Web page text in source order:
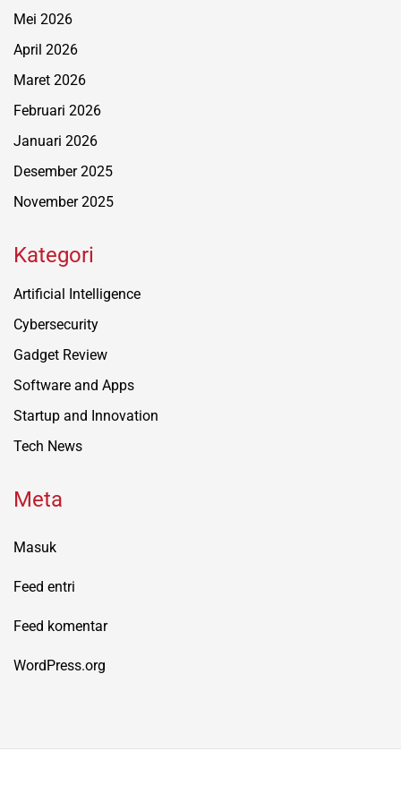
Mei 2026
April 2026
Maret 2026
Februari 2026
Januari 2026
Desember 2025
November 2025
Kategori
Artificial Intelligence
Cybersecurity
Gadget Review
Software and Apps
Startup and Innovation
Tech News
Meta
Masuk
Feed entri
Feed komentar
WordPress.org